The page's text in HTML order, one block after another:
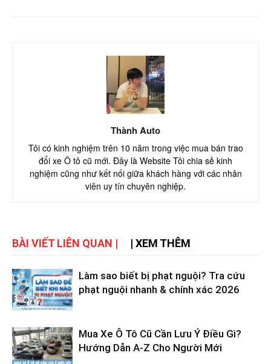
Thành Auto
Tôi có kinh nghiệm trên 10 năm trong việc mua bán trao
đổi xe Ô tô cũ mới. Đây là Website Tôi chia sẻ kinh
nghiệm cũng như kết nối giữa khách hàng với các nhân
viên uy tín chuyên nghiệp.
BÀI VIẾT LIÊN QUAN | | XEM THÊM
Làm sao biết bị phạt nguội? Tra cứu
phạt nguội nhanh & chính xác 2026
Mua Xe Ô Tô Cũ Cần Lưu Ý Điều Gì?
Hướng Dẫn A-Z Cho Người Mới